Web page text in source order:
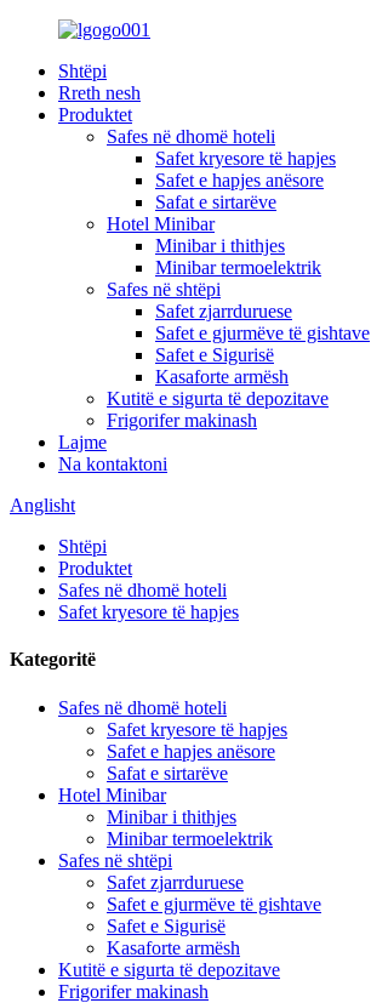
Shtëpi
Rreth nesh
Produktet
Safes në dhomë hoteli
Safet kryesore të hapjes
Safet e hapjes anësore
Safat e sirtarëve
Hotel Minibar
Minibar i thithjes
Minibar termoelektrik
Safes në shtëpi
Safet zjarrduruese
Safet e gjurmëve të gishtave
Safet e Sigurisë
Kasaforte armësh
Kutitë e sigurta të depozitave
Frigorifer makinash
Lajme
Na kontaktoni
Anglisht
Shtëpi
Produktet
Safes në dhomë hoteli
Safet kryesore të hapjes
Kategoritë
Safes në dhomë hoteli
Safet kryesore të hapjes
Safet e hapjes anësore
Safat e sirtarëve
Hotel Minibar
Minibar i thithjes
Minibar termoelektrik
Safes në shtëpi
Safet zjarrduruese
Safet e gjurmëve të gishtave
Safet e Sigurisë
Kasaforte armësh
Kutitë e sigurta të depozitave
Frigorifer makinash